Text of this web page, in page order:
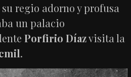
regio adorno y profusa
un palacio
Porfirio Díazvisita la
.